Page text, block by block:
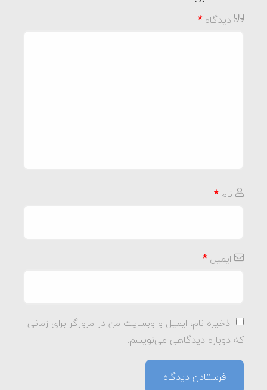
دیدگاه*
نام*
ایمیل*
ذخیره نام، ایمیل و وبسایت من در مرورگر برای زمانی
که دوباره دیدگاهی می‌نویسم.